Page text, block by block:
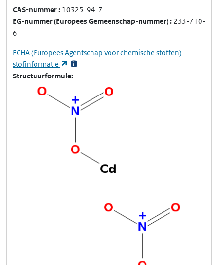
CAS-nummer 10325-94-7
EG-nummer(Europees Gemeenschap-nummer) 233-710-
6
ECHA(Europees Agentschap voor chemische stoffen)
stofinformatie
(opent in een nieuw tabblad)
Structuurformule